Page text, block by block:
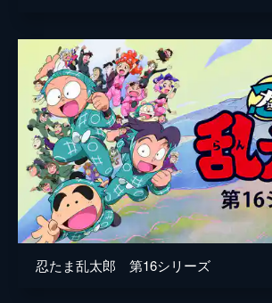
忍たま乱太郎 第16シリーズ